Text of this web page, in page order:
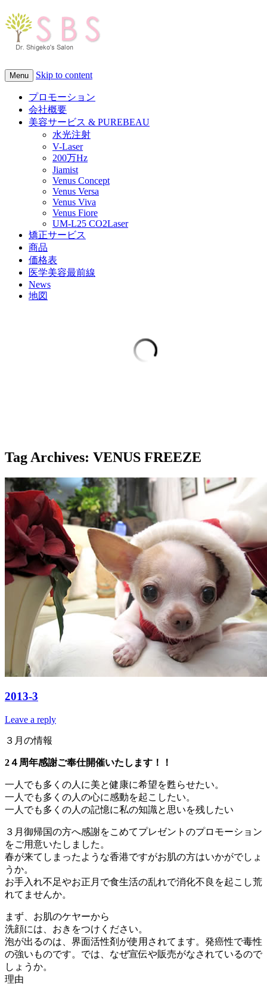
Menu Skip to content
プロモーション
会社概要
美容サービス & PUREBEAU
水光注射
V-Laser
200万Hz
Jiamist
Venus Concept
Venus Versa
Venus Viva
Venus Fiore
UM-L25 CO2Laser
矯正サービス
商品
価格表
医学美容最前線
News
地図
Tag Archives: VENUS FREEZE
2013-3
Leave a reply
３月の情報
2４周年感謝ご奉仕開催いたします！！
一人でも多くの人に美と健康に希望を甦らせたい。
一人でも多くの人の心に感動を起こしたい。
一人でも多くの人の記憶に私の知識と思いを残したい
３月御帰国の方へ感謝をこめてプレゼントのプロモーション
をご用意いたしました。
春が来てしまったような香港ですがお肌の方はいかがでしょ
うか。
お手入れ不足やお正月で食生活の乱れで消化不良を起こし荒
れてませんか。
まず、お肌のケヤーから
洗顔には、おきをつけください。
泡が出るのは、界面活性剤が使用されてます。発癌性で毒性
の強いものです。では、なぜ宣伝や販売がなされているので
しょうか。
理由